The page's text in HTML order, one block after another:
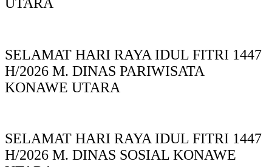
SELAMAT HARI RAYA IDUL FITRI 1447
H/2026 M. DINAS PARIWISATA
KONAWE UTARA
SELAMAT HARI RAYA IDUL FITRI 1447
H/2026 M. DINAS SOSIAL KONAWE